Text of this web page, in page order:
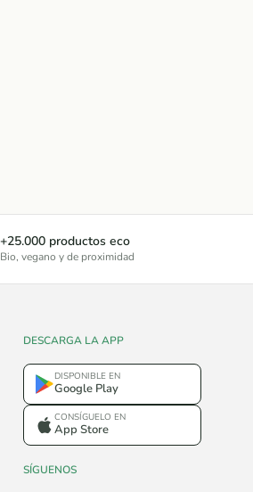
+25.000 productos eco
Bio, vegano y de proximidad
DESCARGA LA APP
DISPONIBLE EN
Google Play
CONSÍGUELO EN
App Store
SÍGUENOS